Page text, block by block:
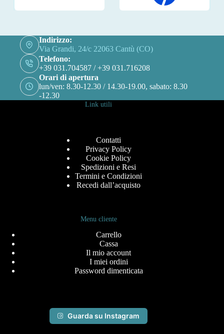
Indirizzo:
Via Grandi, 24/c 22063 Cantù (CO)
Telefono:
+39 031.704587 / +39 031.716208
Orari di apertura
lun/ven: 8.30-12.30 / 14.30-19.00, sabato: 8.30
-12.30
Link utili
Contatti
Privacy Policy
Cookie Policy
Spedizioni e Resi
Termini e Condizioni
Recedi dall’acquisto
Menu cliente
Carrello
Cassa
Il mio account
I miei ordini
Password dimenticata
Guarda su Instagram